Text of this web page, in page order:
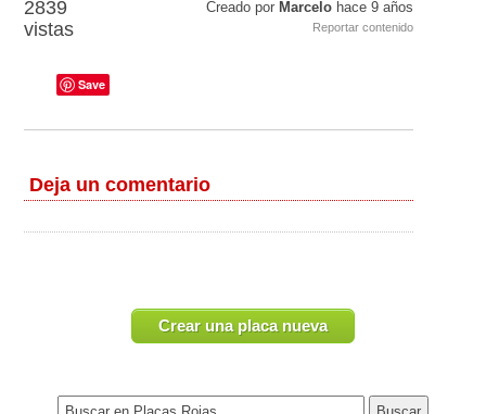
2839
vistas
Creado por Marcelo hace9 años
Reportar contenido
Save
Deja un comentario
Crear una placa nueva